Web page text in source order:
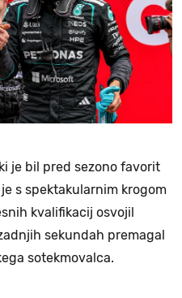
je bil pred sezono favorit
s spektakularnim krogom
kvalifikacij osvojil
sekundah premagal
sotekmovalca.